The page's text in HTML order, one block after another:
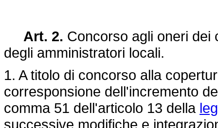
Art. 2. Concorso agli oneri dei
degli amministratori locali.
1. A titolo di concorso alla
corresponsione dell'incremento
comma 51 dell'articolo 13 della
successive modifiche e